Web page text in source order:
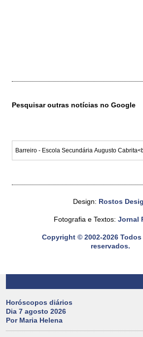
Horóscopos diários
Dia 7 agosto 2026
Por Maria Helena
Pesquisar outras notícias no Google
Design: Rostos
Fotografia e Textos: Jornal
Copyright © 2002-2026
reservados.